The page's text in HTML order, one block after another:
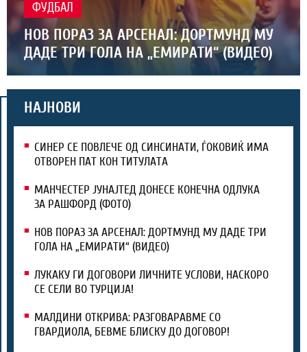
ФУДБАЛ
НОВ ПОРАЗ ЗА АРСЕНАЛ: ДОРТМУНД МУ
ДАДЕ ТРИ ГОЛА НА „ЕМИРАТИ“ (ВИДЕО)
НАЈНОВИ
СИНЕР СЕ ПОВЛЕЧЕ ОД СИНСИНАТИ, ЃОКОВИЌ ИМА
ОТВОРЕН ПАТ КОН ТИТУЛАТА
МАНЧЕСТЕР ЈУНАЈТЕД ДОНЕСЕ КОНЕЧНА ОДЛУКА
ЗА РАШФОРД (ФОТО)
НОВ ПОРАЗ ЗА АРСЕНАЛ: ДОРТМУНД МУ ДАДЕ ТРИ
ГОЛА НА „ЕМИРАТИ“ (ВИДЕО)
ЛУКАКУ ГИ ДОГОВОРИ ЛИЧНИТЕ УСЛОВИ, НАСКОРО
СЕ СЕЛИ ВО ТУРЦИЈА!
МАЛДИНИ ОТКРИВА: РАЗГОВАРАВМЕ СО
ГВАРДИОЛА, БЕВМЕ БЛИСКУ ДО ДОГОВОР!